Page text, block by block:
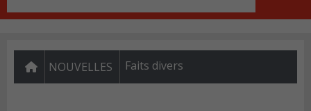
NOUVELLES Faits divers